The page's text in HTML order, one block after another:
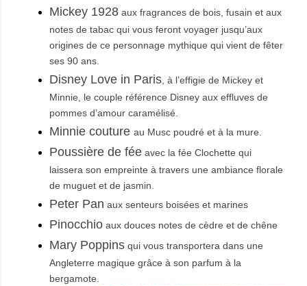
Mickey 1928 aux fragrances de bois, fusain et aux
notes de tabac qui vous feront voyager jusqu’aux
origines de ce personnage mythique qui vient de fêter
ses 90 ans.
Disney Love in Paris , à l’effigie de Mickey et
Minnie, le couple référence Disney aux effluves de
pommes d’amour caramélisé.
Minnie couture au Musc poudré et à la mure.
Poussière de fée avec la fée Clochette qui
laissera son empreinte à travers une ambiance florale
de muguet et de jasmin.
Peter Pan aux senteurs boisées et marines
Pinocchio aux douces notes de cèdre et de chêne
Mary Poppins qui vous transportera dans une
Angleterre magique grâce à son parfum à la
bergamote.